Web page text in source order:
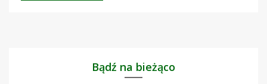
Bądź na bieżąco